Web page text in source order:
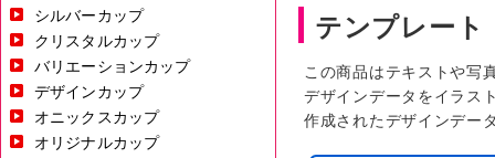
テンプレート
この商品はテキストや写
デザインデータをイラス
作成されたデザインデー
シルバーカップ
クリスタルカップ
バリエーションカップ
デザインカップ
オニックスカップ
オリジナルカップ